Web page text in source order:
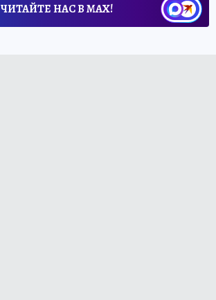
ЧИТАЙТЕ НАС В МАХ!